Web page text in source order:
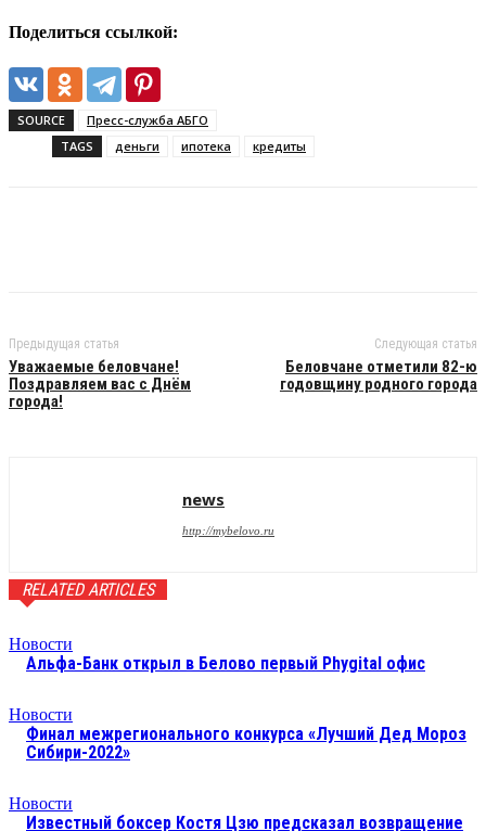
Поделиться ссылкой:
SOURCE
Пресс-служба АБГО
TAGS
деньги ипотека кредиты
Предыдущая статья
Уважаемые беловчане!
Поздравляем вас с Днём
города!
Следующая статья
Беловчане отметили 82-ю
годовщину родного города
news
http://mybelovo.ru
RELATED ARTICLES
Новости
Альфа-Банк открыл в Белово первый Phygital офис
Новости
Финал межрегионального конкурса «Лучший Дед Мороз
Сибири-2022»
Новости
Известный боксер Костя Цзю предсказал возвращение